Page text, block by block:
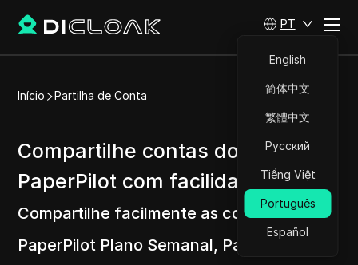
PT
English
简体中文
繁體中文
Русский
Tiếng Việt
Português
Español
Início Partilha de Conta
Compartilhe contas do
PaperPilot com facilidade
Compartilhe facilmente as contas do
PaperPilot Plano Semanal, PaperPilot